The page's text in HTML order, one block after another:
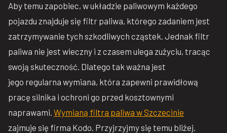
Aby temu zapobiec, w układzie paliwowym każdego
pojazdu znajduje się filtr paliwa, którego zadaniem jest
zatrzymywanie tych szkodliwych cząstek. Jednak filtr
paliwa nie jest wieczny i z czasem ulega zużyciu, tracąc
swoją skuteczność. Dlatego tak ważna jest
jego regularna wymiana, która zapewni prawidłową
pracę silnika i ochroni go przed kosztownymi
naprawami. Wymianą filtra paliwa w Szczecinie
zajmuje się firma Kodo. Przyjrzyjmy się temu bliżej.